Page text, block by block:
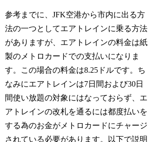
参考までに、JFK空港から市内に出る方
法の一つとしてエアトレインに乗る方法
がありますが、エアトレインの料金は紙
製のメトロカードでの支払いになりま
す。この場合の料金は8.25ドルです。ち
なみにエアトレインは7日間および30日
間使い放題の対象にはなっておらず、エ
アトレインの改札を通るには都度払いを
する為のお金がメトロカードにチャージ
されている必要があります。以下で説明